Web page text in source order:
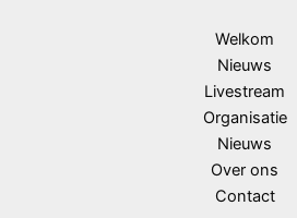
Welkom
Nieuws
Livestream
Organisatie
Nieuws
Over ons
Contact